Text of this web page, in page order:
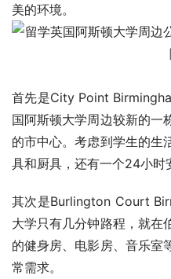
美的环境。
首先是City Point
国阿斯顿大学周边较新的一
的市中心。考虑到学生的生
具和厨具，还有一个24小时
其次是Burlington Court
大学只有几分钟路程，就在
的健身房、电影房、音乐室
常需求。